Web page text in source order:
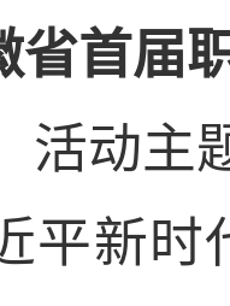
首届职
活动主
平新时